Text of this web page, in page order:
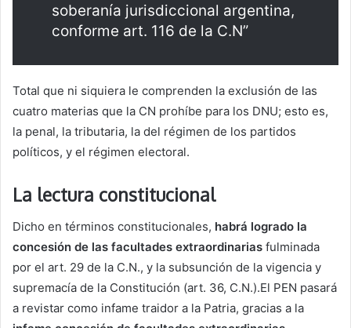
soberanía jurisdiccional argentina,
conforme art. 116 de la C.N”
Total que ni siquiera le comprenden la exclusión de las
cuatro materias que la CN prohíbe para los DNU; esto es,
la penal, la tributaria, la del régimen de los partidos
políticos, y el régimen electoral.
La lectura constitucional
Dicho en términos constitucionales, habrá logrado la
concesión de las facultades extraordinarias fulminada
por el art. 29 de la C.N., y la subsunción de la vigencia y
supremacía de la Constitución (art. 36, C.N.).El PEN pasará
a revistar como infame traidor a la Patria, gracias a la